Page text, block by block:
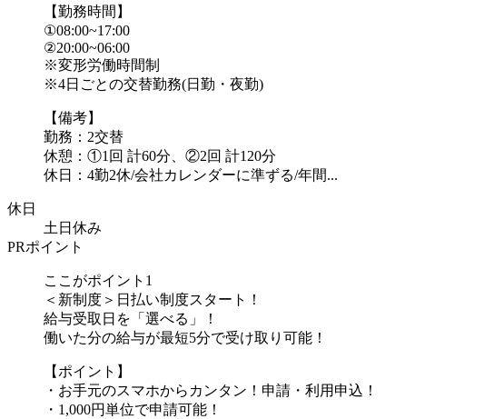
【勤務時間】
①08:00~17:00
②20:00~06:00
※変形労働時間制
※4日ごとの交替勤務(日勤・夜勤)
【備考】
勤務：2交替
休憩：①1回 計60分、②2回 計120分
休日：4勤2休/会社カレンダーに準ずる/年間...
休日
土日休み
PRポイント
ここがポイント1
＜新制度＞日払い制度スタート！
給与受取日を「選べる」！
働いた分の給与が最短5分で受け取り可能！
【ポイント】
・お手元のスマホからカンタン！申請・利用申込！
・1,000円単位で申請可能！